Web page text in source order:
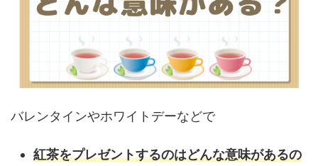
バレンタインやホワイトデーなどで
紅茶をプレゼントするのはどんな意味があるの